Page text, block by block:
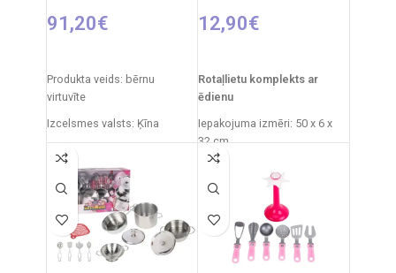
91,20€
Produkta veids: bērnu
virtuvīte
Izcelsmes valsts: Ķīna
Iepakojuma izmēri: 53 x 20,5
x 33 cm
Virtuvītes izmēri: 63 x 48 x 30
cm
Svars: 8 kg
Produkta materiāls: koks
12,90€
Rotaļlietu komplekts ar
ēdienu
Iepakojuma izmēri: 50 x 6 x
32 cm
Izcelsmes valsts: Ķīna
Ieteicamais vecums: no 3
gadiem.